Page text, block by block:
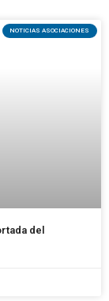
NOTICIAS ASOCIACIONES
del